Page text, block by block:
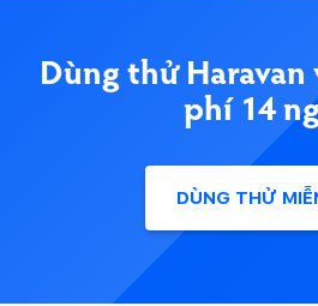
Dùng thử Haravan
phí 14
DÙNG THỬ